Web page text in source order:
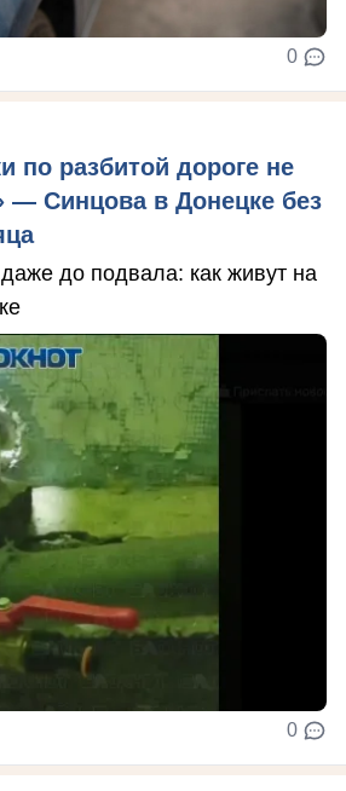
0
по разбитой дороге не
— Синцова в Донецке без
до подвала: как живут на
0